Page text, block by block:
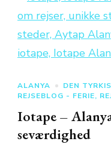
ALANYA DEN
REJSEBLOG - FERIE,
Iotape –
seværdighed